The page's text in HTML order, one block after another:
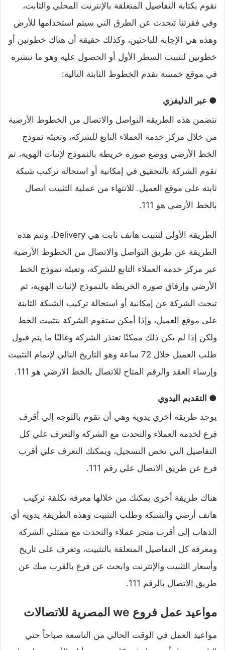
نقوم بكتابة التفاصيل المتعلقة بالإنترنت المحلي والثابت،
وفي فقرتنا تتحدث عن الطرق التي سيتم استخدامها للأرض
وهذه هي الإجابة للباحثين، وكذلك حقيقة أن هناك خطوتين أو
خطوتين لتثبيت السطر الأول أو الحصول عليه وهو ما ننشره
في موقع خمسة نقدم الخطوط الثابتة التالية:
● عبر الدليفري
تتضمن هذه الطريقة التواصل والاتصال من الخطوط الأرضية
من خلال مركز خدمة العملاء التابع للشركة، وتعبئة نموذج
الخط الأرضي ووضع صورة خريطة بالنموذج لإثبات الهوية، ثم
تقوم الشركة بالتحقيق في إمكانية أو استحالة تركيب شبكة
ثابتة على موقع العميل. للانتهاء من عملية التثبيت اتصال
بالخط الأرضي هو 111.
الطريقة الأولى لتثبيت هاتف ثابت هي Delivery، وتتم هذه
الطريقة عن طريق التواصل والاتصال من الخطوط الأرضية
عبر مركز خدمة العملاء التابع للشركة، وتعبئة نموذج الخط
الأرضي وإرفاق صورة الخريطة بالنموذج لإثبات الهوية، ثم
تبحث الشركة عن إمكانية أو استحالة تركيب الشبكة الثابتة
على موقع العميل، وإذا أمكن ستقوم الشركة بتثبيت الخط
ولكن إذا لم يكن ذلك ممكنًا تعتذر الشركة وغالبًا ما يتم قبول
طلب العميل خلال 72 ساعة وهو التاريخ التالي لإتمام التثبيت
وإرساء العقد والرقم المتاح للاتصال بالخط الارضي هو 111.
● التقديم اليدوي
يوجد طريقة أخري يدوية وهي أن تقوم بالتوجه إلي أقرف
فرع لخدمة العملاء والتحدث مع الشركة والتعرف علي كل
التفاصيل التي تخص التسجيل، ويمكنك التعرف علي أقرب
فرع عن طريق الاتصال علي رقم 111.
هناك طريقة أخرى يمكنك من خلالها معرفة تكلفة تركيب
هاتف أرضي والشبكة وطلب التثبيت وهذه الطريقة يدوية أي
الذهاب إلى أقرب متجر عملاء والتحدث مع ممثلي الشركة
ومعرفة كل التفاصيل المتعلقة بالتثبيت، وتعرف على تاريخ
وأسعار التثبيت والإنترنت وابحث عن فرع بالقرب منك عن
طريق الاتصال بالرقم 111.
مواعيد عمل فروع we المصرية للاتصالات
مواعيد العمل في الوقت الحالي من التاسعة صباحاً حتي